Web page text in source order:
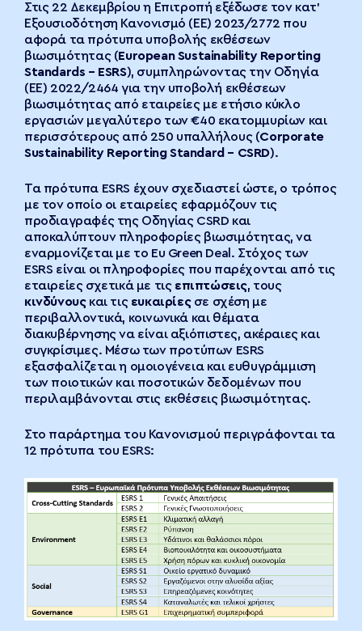
Στις 22 Δεκεμβρίου η Επιτροπή εξέδωσε τον κατ’
Εξουσιοδότηση Κανονισμό (ΕΕ) 2023/2772 που
αφορά τα πρότυπα υποβολής εκθέσεων
βιωσιμότητας (EuropeanSustainabilityReporting
Standards – ESRS), συμπληρώνοντας την Οδηγία
(ΕΕ) 2022/2464 για την υποβολή εκθέσεων
βιωσιμότητας από εταιρείες με ετήσιο κύκλο
εργασιών μεγαλύτερο των €40 εκατομμυρίων και
περισσότερους από 250 υπαλλήλους (Corporate
SustainabilityReportingStandard – CSRD).
Τα πρότυπα ESRS έχουν σχεδιαστεί ώστε, ο τρόπος
με τον οποίο οι εταιρείες εφαρμόζουν τις
προδιαγραφές της Οδηγίας CSRD και
αποκαλύπτουν πληροφορίες βιωσιμότητας, να
εναρμονίζεται με το Eu Green Deal. Στόχος των
ESRS είναι οι πληροφορίες που παρέχονται από τις
εταιρείες σχετικά με τις επιπτώσεις, τους
κινδύνουςκαι τις ευκαιρίεςσε σχέση με
περιβαλλοντικά, κοινωνικά και θέματα
διακυβέρνησης να είναι αξιόπιστες, ακέραιες και
συγκρίσιμες. Μέσω των προτύπων ESRS
εξασφαλίζεται η ομοιογένεια και ευθυγράμμιση
των ποιοτικών και ποσοτικών δεδομένων που
περιλαμβάνονται στις εκθέσεις βιωσιμότητας.
Στο παράρτημα του Κανονισμού περιγράφονται τα
12 πρότυπα του ESRS: